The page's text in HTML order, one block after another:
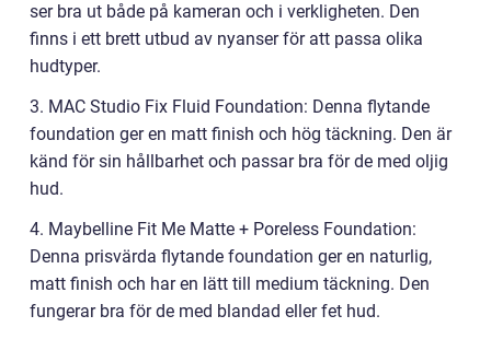
ser bra ut både på kameran och i verkligheten. Den
finns i ett brett utbud av nyanser för att passa olika
hudtyper.
3. MAC Studio Fix Fluid Foundation: Denna flytande
foundation ger en matt finish och hög täckning. Den är
känd för sin hållbarhet och passar bra för de med oljig
hud.
4. Maybelline Fit Me Matte + Poreless Foundation:
Denna prisvärda flytande foundation ger en naturlig,
matt finish och har en lätt till medium täckning. Den
fungerar bra för de med blandad eller fet hud.